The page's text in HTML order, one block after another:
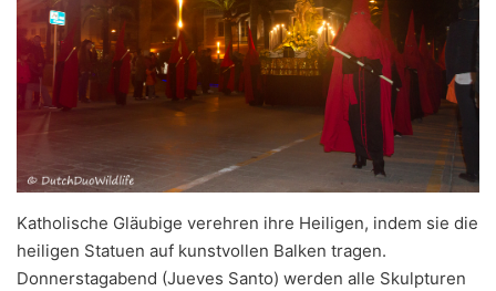
Katholische Gläubige verehren ihre Heiligen, indem sie die
heiligen Statuen auf kunstvollen Balken tragen.
Donnerstagabend (Jueves Santo) werden alle Skulpturen